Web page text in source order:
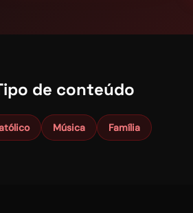
de conteúdo
Música Família